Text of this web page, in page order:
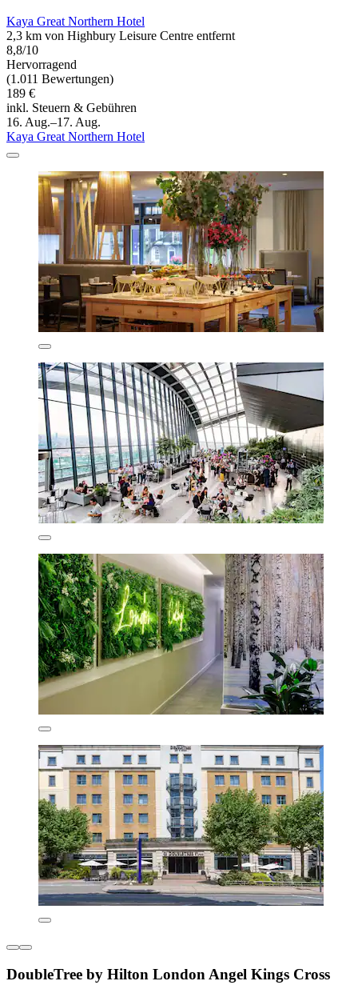
Kaya Great Northern Hotel
2,3 km von Highbury Leisure Centre entfernt
8,8/10
Hervorragend
(1.011 Bewertungen)
189 €
inkl. Steuern & Gebühren
16. Aug.–17. Aug.
Kaya Great Northern Hotel
DoubleTree by Hilton London Angel Kings Cross